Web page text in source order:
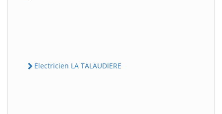
Electricien LA TALAUDIERE